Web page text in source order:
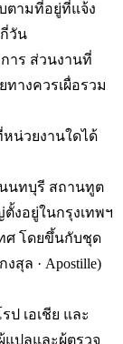
ตามที่อยู่ที่แจ้ง
วัน
าร ส่วนงานที่
างควรเผื่อรวม
หน่วยงานใดได้
นทบุรี สถานทูต
งอยู่ในกรุงเทพฯ
ศ โดยขึ้นกับชุด
สุล · Apostille)
ป เอเชีย และ
ปลและผู้ตรวจ